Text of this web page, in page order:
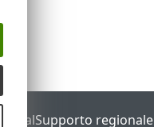
PortalSupporto regionale